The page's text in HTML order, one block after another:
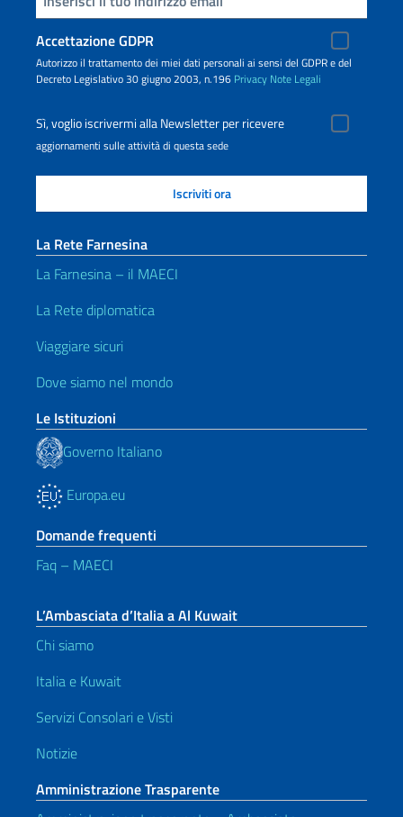
Accettazione GDPR
Autorizzo il trattamento dei miei dati personali ai sensi del GDPR e del
Decreto Legislativo 30 giugno 2003, n.196 Privacy Note Legali
Sì, voglio iscrivermi alla Newsletter per ricevere
aggiornamenti sulle attività di questa sede
La Rete Farnesina
La Farnesina – il MAECI
La Rete diplomatica
Viaggiare sicuri
Dove siamo nel mondo
Le Istituzioni
Governo Italiano
Europa.eu
Domande frequenti
Faq – MAECI
L’Ambasciata d’Italia a Al Kuwait
Chi siamo
Italia e Kuwait
Servizi Consolari e Visti
Notizie
Amministrazione Trasparente